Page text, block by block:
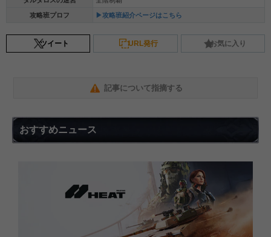
攻略班プロフ ▶攻略班紹介ページはこちら
ツイート URL発行 お気に入り
記事について指摘する
おすすめニュース